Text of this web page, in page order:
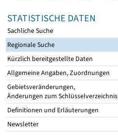
STATISTISCHE DATEN
Sachliche Suche
Regionale Suche
Kürzlich bereitgestellte Daten
Allgemeine Angaben, Zuordnungen
Gebietsveränderungen,
Änderungen zum Schlüsselverzeichnis
Definitionen und Erläuterungen
Newsletter